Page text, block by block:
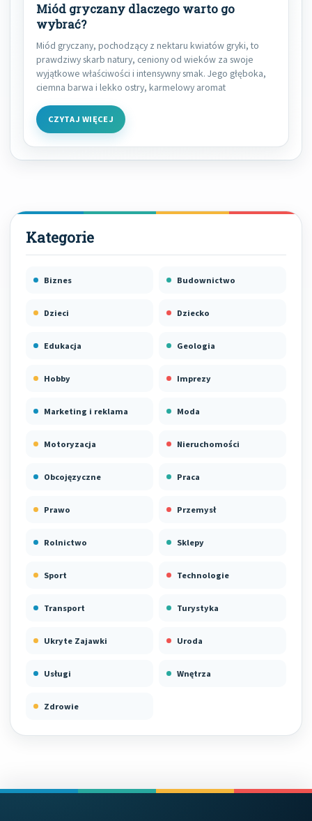
Miód gryczany dlaczego warto go
wybrać?
Miód gryczany, pochodzący z nektaru kwiatów gryki, to
prawdziwy skarb natury, ceniony od wieków za swoje
wyjątkowe właściwości i intensywny smak. Jego głęboka,
ciemna barwa i lekko ostry, karmelowy aromat
CZYTAJ WIĘCEJ
Biznes Budownictwo
Dzieci Dziecko
Edukacja Geologia
Hobby Imprezy
Marketing i reklama Moda
Motoryzacja Nieruchomości
Obcojęzyczne Praca
Prawo Przemysł
Rolnictwo Sklepy
Sport Technologie
Transport Turystyka
Ukryte Zajawki Uroda
Usługi Wnętrza
Zdrowie